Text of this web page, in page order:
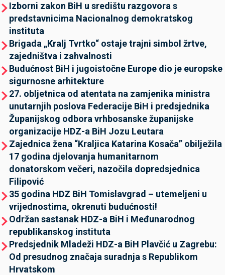
Izborni zakon BiH u središtu razgovora s
predstavnicima Nacionalnog demokratskog
instituta
Brigada „Kralj Tvrtko“ ostaje trajni simbol žrtve,
zajedništva i zahvalnosti
Budućnost BiH i jugoistočne Europe dio je europske
sigurnosne arhitekture
27. obljetnica od atentata na zamjenika ministra
unutarnjih poslova Federacije BiH i predsjednika
Županijskog odbora vrhbosanske županijske
organizacije HDZ-a BiH Jozu Leutara
Zajednica žena “Kraljica Katarina Kosača” obilježila
17 godina djelovanja humanitarnom
donatorskom večeri, nazočila dopredsjednica
Filipović
35 godina HDZ BiH Tomislavgrad – utemeljeni u
vrijednostima, okrenuti budućnosti!
Održan sastanak HDZ-a BiH i Međunarodnog
republikanskog instituta
Predsjednik Mladeži HDZ-a BiH Plavčić u Zagrebu:
Od presudnog značaja suradnja s Republikom
Hrvatskom